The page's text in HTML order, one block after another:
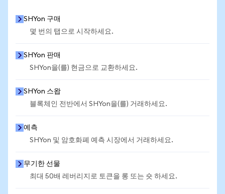
SHYon 구매
몇 번의 탭으로 시작하세요.
SHYon 판매
SHYon을(를) 현금으로 교환하세요.
SHYon 스왑
블록체인 전반에서 SHYon을(를) 거래하세요.
예측
SHYon 및 암호화폐 예측 시장에서 거래하세요.
무기한 선물
최대 50배 레버리지로 토큰을 롱 또는 숏 하세요.